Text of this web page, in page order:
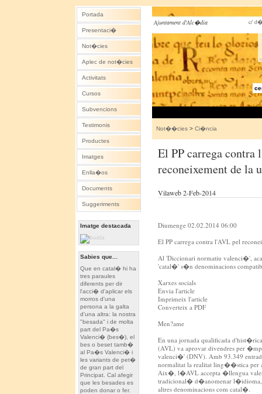
Portada
Presentaci�
Not�cies
Aplec de not�cies
Activitats
Cursos
Subvencions
Testimonis
Productes
Imatges
Enlla�os
Documents
Suggeriments
Imatge destacada
Sabies que...
Que en catal� hi ha
tres paraules
diferents per dir
l'acci� d'aplicar els
morros d'una
persona a la galta
d'una altra: la nostra
"besada" i de molta
part del Pa�s
Valenci� (bes�), el
bes o beset tamb�
al Pa�s Valenci� i
les variants de pet�
de gran part del
Principat. Cal afegir
que les besades es
poden donar o fer.
Ajuntament d'Alc�dia c/
Not��cies > Ci�ncia
El PP carrega contra
reconeixement de la
Vilaweb 2-Feb-2014
Diumenge 02.02.2014 06:00
El PP carrega contra l'AVL pel
Al 'Diccionari normatiu valenci�',
'catal�' s�n denominacions
Xarxes socials
Envia l'article
Imprimeix l'article
Converteix a PDF
Men?ame
En una jornada qualificada
(AVL) va aprovar divendres per
valenci�' (DNV). Amb 93.349
normalitat la realitat ling��stica per
Aix�, l�AVL accepta �llengua
tradicional� d�anomenar
altres denominacions com catal�.